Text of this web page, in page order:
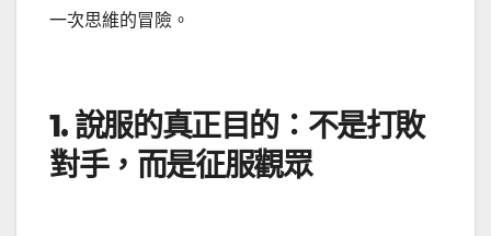
一次思維的冒險。
1. 說服的真正目的：不是打敗
對手，而是征服觀眾